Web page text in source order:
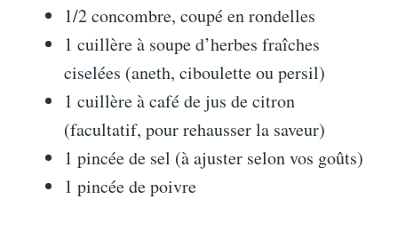
1/2 concombre, coupé en rondelles
1 cuillère à soupe d’herbes fraîches
ciselées (aneth, ciboulette ou persil)
1 cuillère à café de jus de citron
(facultatif, pour rehausser la saveur)
1 pincée de sel (à ajuster selon vos goûts)
1 pincée de poivre